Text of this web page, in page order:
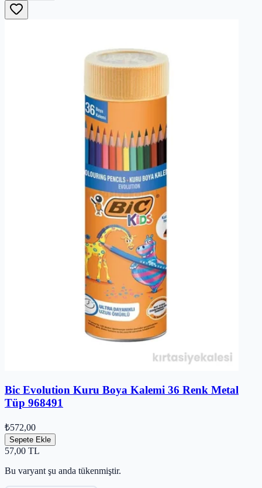
Bic Evolution Kuru Boya Kalemi 36 Renk Metal
Tüp 968491
₺572,00
Sepete Ekle
57,00 TL
Bu varyant şu anda tükenmiştir.